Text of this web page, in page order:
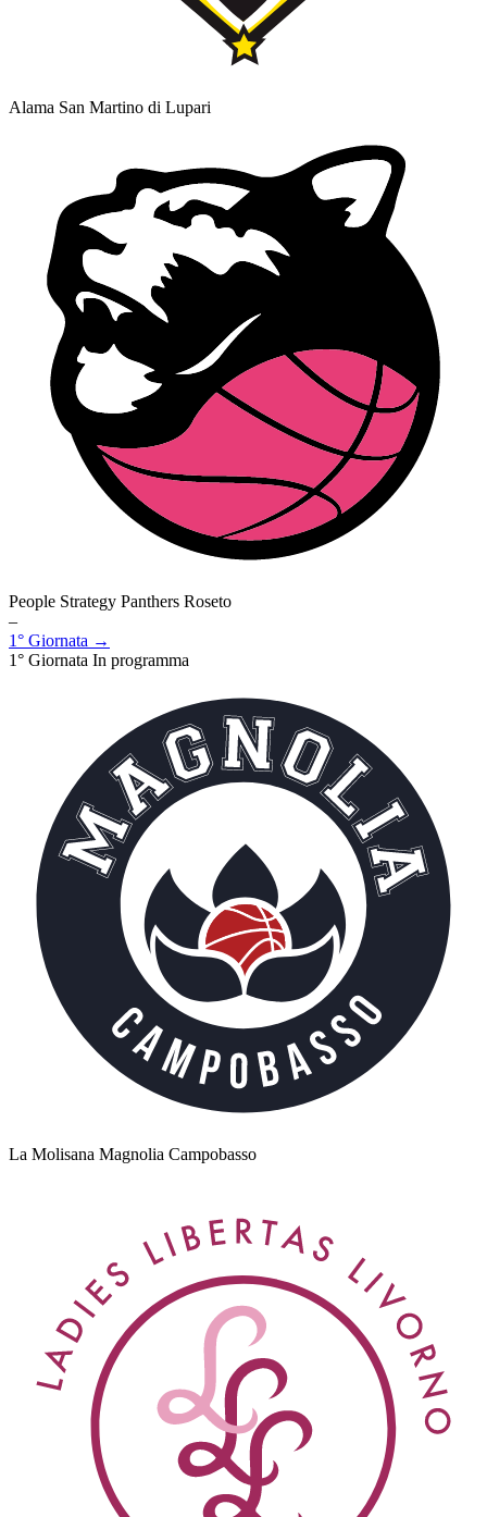
Alama San Martino di Lupari
People Strategy Panthers Roseto
–
1° Giornata →
1° Giornata In programma
La Molisana Magnolia Campobasso